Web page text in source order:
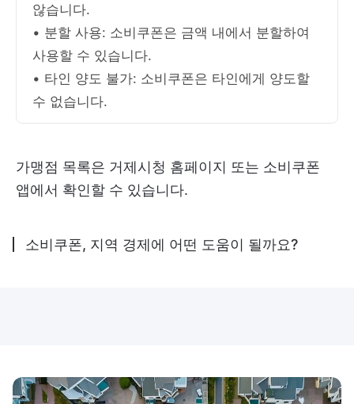
않습니다.
• 분할 사용: 소비쿠폰은 금액 내에서 분할하여
사용할 수 있습니다.
• 타인 양도 불가: 소비쿠폰은 타인에게 양도할
수 없습니다.
가맹점 목록은 거제시청 홈페이지 또는 소비쿠폰
앱에서 확인할 수 있습니다.
소비쿠폰, 지역 경제에 어떤 도움이 될까요?